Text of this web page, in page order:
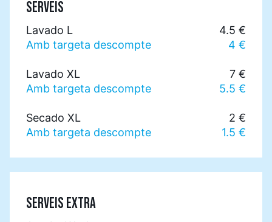
SERVEIS
Lavado L
4.5 €
Amb targeta descompte
4 €
Lavado XL
7 €
Amb targeta descompte
5.5 €
Secado XL
2 €
Amb targeta descompte
1.5 €
SERVEIS EXTRA